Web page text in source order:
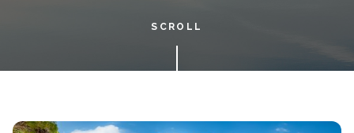
SCROLL